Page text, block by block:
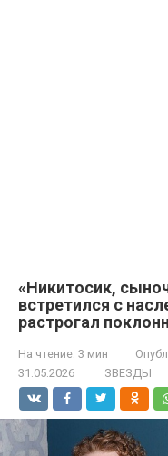
«Никитосик,
встретился с
растрогал
На чтение: 3 мин
31.05.2026
ЗВЕЗДЫ